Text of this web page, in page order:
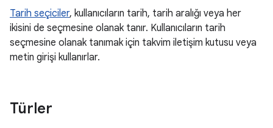
Tarih seçiciler, kullanıcıların tarih, tarih aralığı veya her
ikisini de seçmesine olanak tanır. Kullanıcıların tarih
seçmesine olanak tanımak için takvim iletişim kutusu veya
metin girişi kullanırlar.
Türler